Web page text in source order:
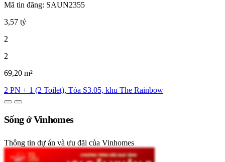
Mã tin đăng: SAUN2355
3,57 tỷ
2
2
69,20 m²
2 PN + 1 (2 Toilet), Tòa S3.05, khu The Rainbow
Sống ở Vinhomes
Thông tin dự án và ưu đãi của Vinhomes